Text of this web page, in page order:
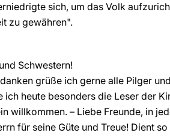
sich, um das Volk
zu gewähren".
Schwestern!
grüße ich gerne alle Pilger
ich heute besonders die Leser der
willkommen. – Liebe Freunde, in
für seine Güte und Treue! Dient